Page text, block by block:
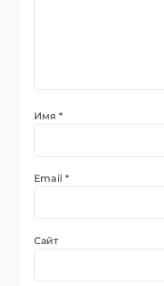
Имя*
Email*
Сайт